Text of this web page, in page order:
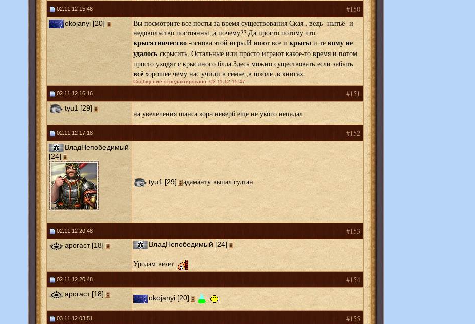
02.11.12 15:46 #150
okojanyi [20]
Вы посмотрите все посты за время существования Ская , ведь нытьё и
недовольство постоянны ,а почему??.Да просто потому что
крысятничество -основа этой игры.И ноют все икрысы и текому не
удалосьскрысить. Остальные или просто играют какое-то время и потом
просто уходят с крысиного блла.Здесь можно существовать если забыть
всё хорошее чему нас учили в семье ,в школе ,в книгах.
Сообщение отредактировано: 02.11.12 15:47
02.11.12 16:16 #151
tyu1 [29]
на увелечения шанса кора неверб еще не укого непадал
02.11.12 17:18 #152
ВладНепобедимый
[24]
tyu1 [29] адаманту выпал султан
02.11.12 20:48 #153
арогаст [18] ВладНепобедимый [24]
Уродам везет
02.11.12 20:48 #154
арогаст [18]
okojanyi [20]
03.11.12 03:51 #155